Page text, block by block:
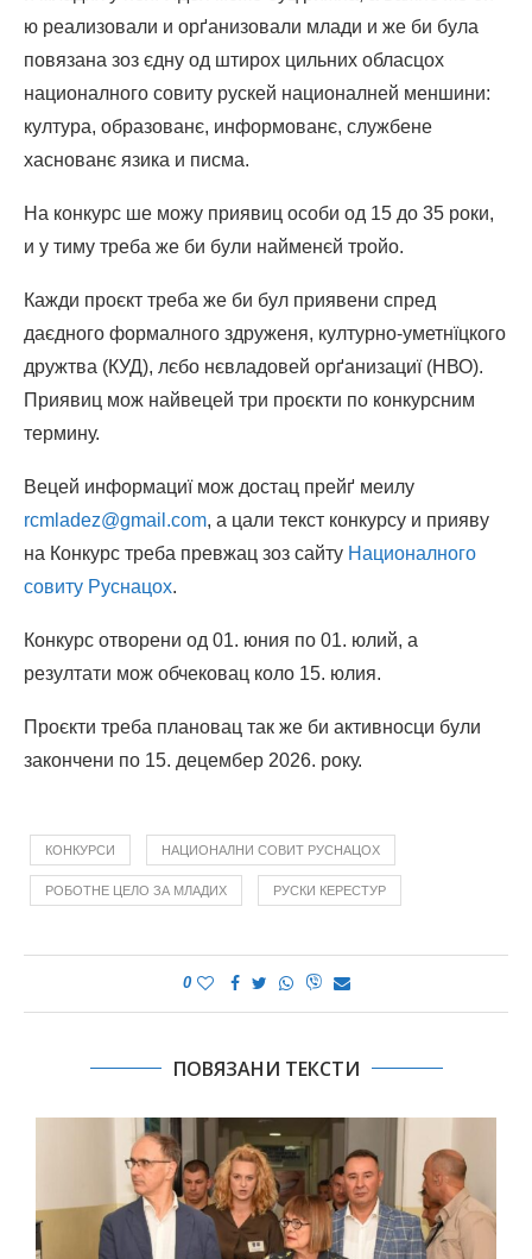
ю реализовали и орґанизовали млади и же би була
повязана зоз єдну од штирох цильних обласцох
националного совиту рускей националней меншини:
култура, образованє, информованє, службене
хаснованє язика и писма.
На конкурс ше можу приявиц особи од 15 до 35 роки,
и у тиму треба же би були найменєй тройо.
Кажди проєкт треба же би бул приявени спред
даєдного формалного здруженя, културно-уметнїцкого
дружтва (КУД), лєбо нєвладовей орґанизациї (НВО).
Приявиц мож найвецей три проєкти по конкурсним
термину.
Вецей информациї мож достац прейґ меилу
rcmladez@gmail.com, а цали текст конкурсу и прияву
на Конкурс треба превжац зоз сайту Националного
совиту Руснацох.
Конкурс отворени од 01. юния по 01. юлий, а
резултати мож обчековац коло 15. юлия.
Проєкти треба плановац так же би активносци були
закончени по 15. децембер 2026. року.
КОНКУРСИ НАЦИОНАЛНИ СОВИТ РУСНАЦОХ
РОБОТНЕ ЦЕЛО ЗА МЛАДИХ РУСКИ КЕРЕСТУР
0
ПОВЯЗАНИ ТЕКСТИ